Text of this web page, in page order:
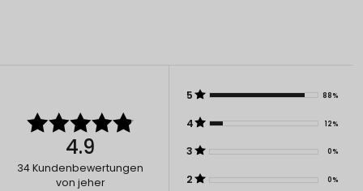
4.9
34Kundenbewertungen
von jeher
5 88%
4 12%
3 0%
2 0%